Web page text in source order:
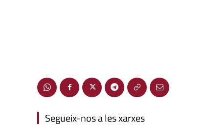
Segueix-nos a les xarxes